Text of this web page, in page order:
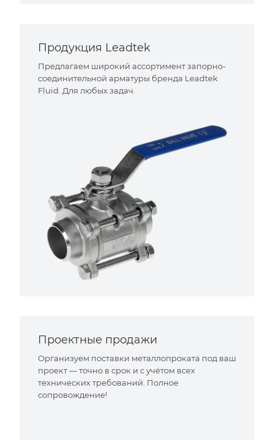
Продукция Leadtek
Предлагаем широкий ассортимент запорно-
соединительной арматуры бренда Leadtek
Fluid. Для любых задач.
Проектные продажи
Организуем поставки металлопроката под ваш
проект — точно в срок и с учётом всех
технических требований. Полное
сопровождение!